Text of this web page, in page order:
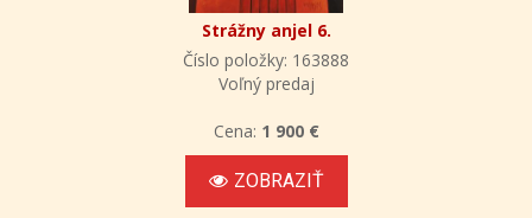
Strážny anjel 6.
Číslo položky: 163888
Voľný predaj
Cena: 1 900 €
ZOBRAZIŤ